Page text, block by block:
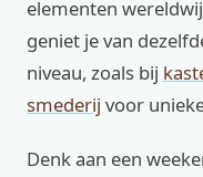
elementen
geniet je van
niveau, zoals bij
smederij voor
Denk aan een